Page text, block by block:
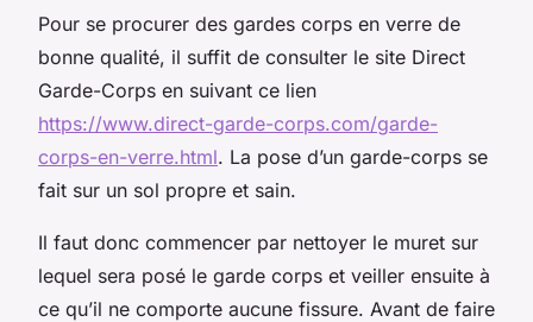
Pour se procurer des gardes corps en verre de
bonne qualité, il suffit de consulter le site Direct
Garde-Corps en suivant ce lien
https://www.direct-garde-corps.com/garde-
corps-en-verre.html. La pose d’un garde-corps se
fait sur un sol propre et sain.
Il faut donc commencer par nettoyer le muret sur
lequel sera posé le garde corps et veiller ensuite à
ce qu’il ne comporte aucune fissure. Avant de faire